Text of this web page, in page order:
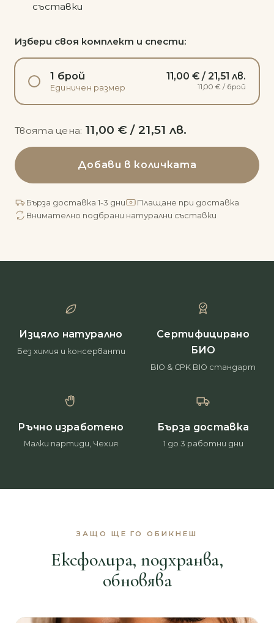
съставки
Избери своя комплект и спести:
1 брой
Единичен размер
11,00 € / 21,51 лв.
11,00 € / брой
Твоята цена: 11,00 € / 21,51 лв.
Добави в количката
Бърза доставка 1-3 дни
Плащане при доставка
Внимателно подбрани натурални съставки
Изцяло натурално
Без химия и консерванти
Сертифицирано
БИО
BIO & CPK BIO стандарт
Ръчно изработено
Малки партиди, Чехия
Бърза доставка
1 до 3 работни дни
ЗАЩО ЩЕ ГО ОБИКНЕШ
Ексфолира, подхранва,
обновява